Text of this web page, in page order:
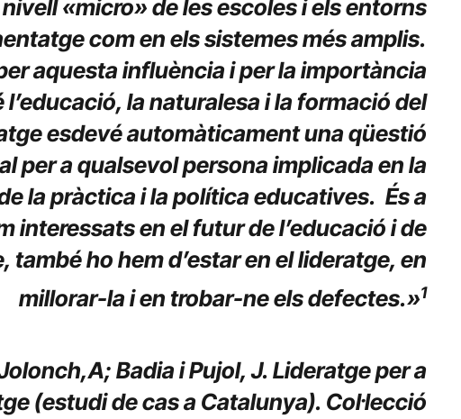
«micro» de les escoles i els entorns
com en els sistemes més amplis.
aquesta influència i per la importància
la naturalesa i la formació del
esdevé automàticament una qüestió
per a qualsevol persona implicada en la
la pràctica i la política educatives. És a
interessats en el futur de l’educació i de
també ho hem d’estar en el lideratge, en
millorar-la i en trobar-ne els defectes.»1
Badia i Pujol, J. Lideratge per a
(estudi de cas a Catalunya). Col·lecció